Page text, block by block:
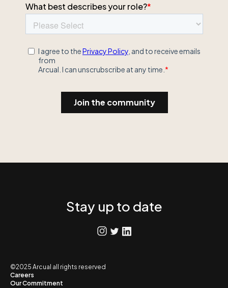
Stay up to date
©2025 Arcual all rights reserved
Careers
Our Commitment